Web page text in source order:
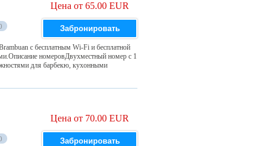
Цена от 65.00 EUR
Забронировать
с бесплатным Wi-Fi и бесплатной
номеровДвухместный номер с 1
для барбекю, кухонными
Цена от 70.00 EUR
Забронировать